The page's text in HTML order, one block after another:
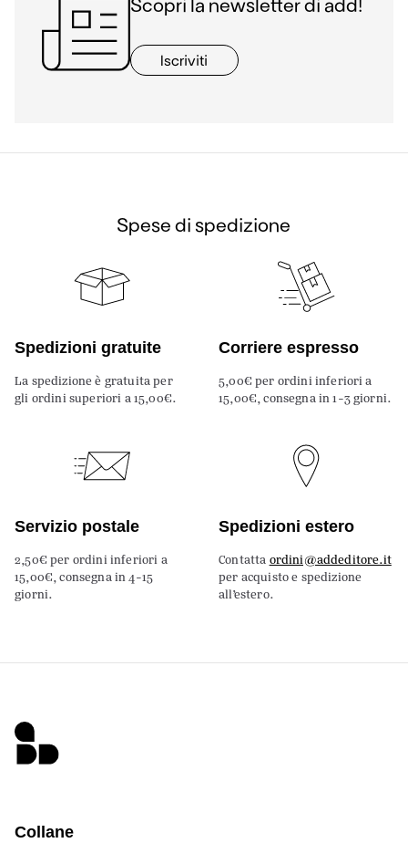
Iscriviti
Spese di spedizione
Spedizioni gratuite
La spedizione è gratuita per
gli ordini superiori a 15,00€.
Corriere espresso
5,00€ per ordini inferiori a
15,00€, consegna in 1-3 giorni.
Servizio postale
2,50€ per ordini inferiori a
15,00€, consegna in 4-15
giorni.
Spedizioni estero
Contatta ordini@addeditore.it
per acquisto e spedizione
all’estero.
Collane